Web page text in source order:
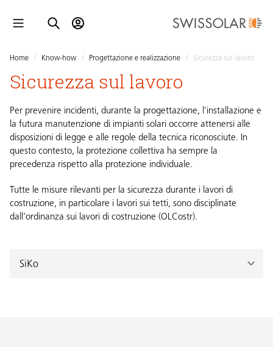
Home / Know-how / Progettazione e realizzazione / Sicurezza sul lavoro
Sicurezza sul lavoro
Per prevenire incidenti, durante la progettazione, l’installazione e
la futura manutenzione di impianti solari occorre attenersi alle
disposizioni di legge e alle regole della tecnica riconosciute. In
questo contesto, la protezione collettiva ha sempre la
precedenza rispetto alla protezione individuale.
Tutte le misure rilevanti per la sicurezza durante i lavori di
costruzione, in particolare i lavori sui tetti, sono disciplinate
dall’ordinanza sui lavori di costruzione (OLCostr).